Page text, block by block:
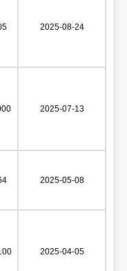
2025-08-24
2025-07-13
2025-05-08
2025-04-05